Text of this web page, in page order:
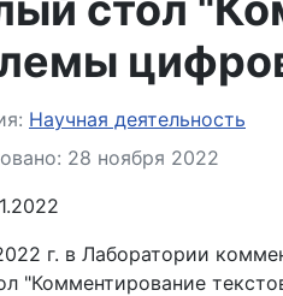
о материале
Научная деятельность
28 ноября 2022
г. в Лаборатории
"Комментирование